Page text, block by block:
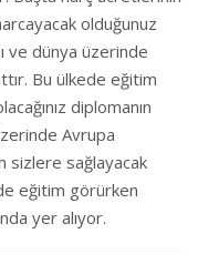
olduğunuz
ve dünya üzerinde
Bu ülkede eğitim
diplomanın
Avrupa
sizlere sağlayacak
eğitim görürken
yer alıyor.